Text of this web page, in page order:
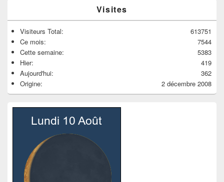
Visites
613751
Visiteurs Total:
7544
Ce mois:
5383
Cette semaine:
419
Hier:
362
Aujourd'hui:
2 décembre 2008
Origine: